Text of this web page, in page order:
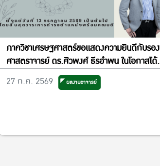
ภาควิชาเศรษฐศาสตร์ขอแสดงความยินดีกับรอง
ศาสตราจารย์ ดร.ศิวพงศ์ ธีรอำพน ในโอกาสได้
รับแต่งตั้งให้ดำรงตำแหน่งรองคณบดีฝ่ายวิจัย
และพันธกิจเพื่อสังคม
27 ก.ค. 2569 ผลงานอาจารย์